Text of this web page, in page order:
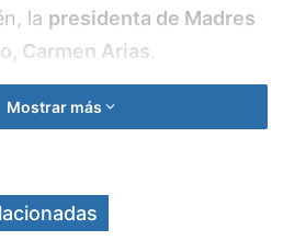
la presidenta de Madres
Carmen Arias.
corte de cintas, en
local, tomó la palabra: “Este
Mostrar más